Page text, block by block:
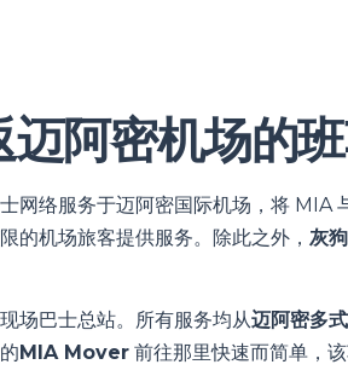
迈阿密机场的
网络服务于迈阿密国际机场，将 MIA
的机场旅客提供服务。除此之外， 灰
场巴士总站。所有服务均从迈阿密多
MIA Mover 前往那里快速而简单，